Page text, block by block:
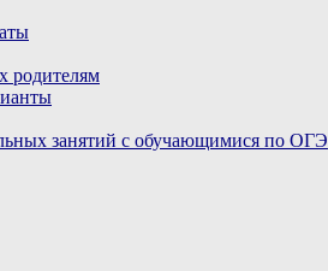
родителям
занятий с обучающимися по ОГЭ